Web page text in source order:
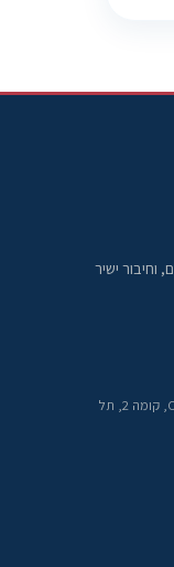
ישיר
רחוב ראול ולנברג 18, מתחם CU, מגדל C, קומה 2, תל